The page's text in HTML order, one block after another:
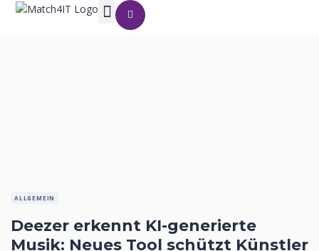
ALLGEMEIN
Deezer erkennt KI-generierte
Musik: Neues Tool schützt Künstler